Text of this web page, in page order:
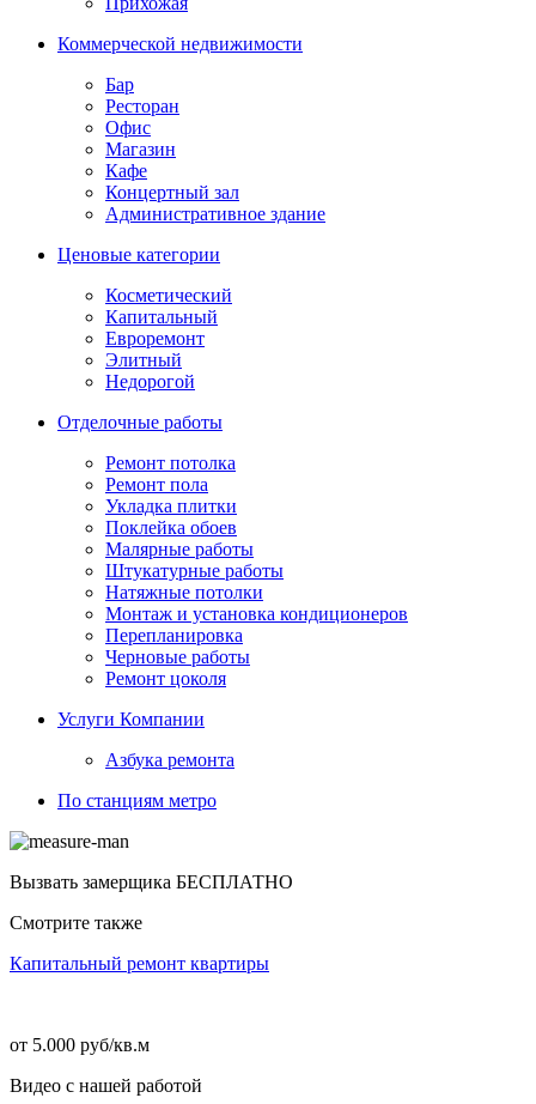
Коммерческой недвижимости
Бар
Ресторан
Офис
Магазин
Кафе
Концертный зал
Административное здание
Ценовые категории
Косметический
Капитальный
Евроремонт
Элитный
Недорогой
Отделочные работы
Ремонт потолка
Ремонт пола
Укладка плитки
Поклейка обоев
Малярные работы
Штукатурные работы
Натяжные потолки
Монтаж и установка кондиционеров
Перепланировка
Черновые работы
Ремонт цоколя
Услуги Компании
Азбука ремонта
По станциям метро
Вызвать замерщика БЕСПЛАТНО
Смотрите также
Капитальный ремонт квартиры
от 5.000 руб/кв.м
Видео с нашей работой